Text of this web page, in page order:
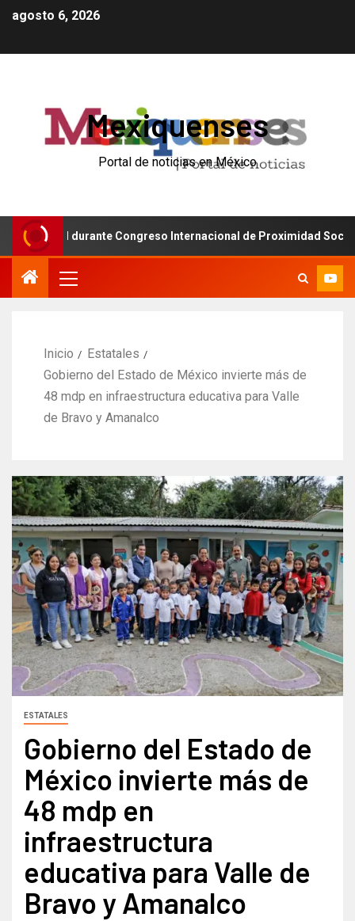
agosto 6, 2026
Mexiquenses
Portal de noticias en México
durante Congreso Internacional de Proximidad Social en
Inicio
Estatales
Gobierno del Estado de México invierte más de
48 mdp en infraestructura educativa para Valle
de Bravo y Amanalco
ESTATALES
Gobierno del Estado de
México invierte más de
48 mdp en
infraestructura
educativa para Valle de
Bravo y Amanalco